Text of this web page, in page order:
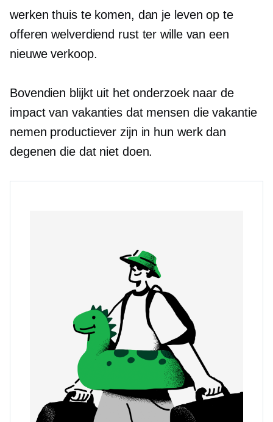
werken thuis te komen, dan je leven op te
offerenwelverdiend rust ter wille van een
nieuwe verkoop.
Bovendien blijkt uit het onderzoek naar de
impact van vakanties dat mensen die vakantie
nemen productiever zijn in hun werk dan
degenen die dat niet doen.